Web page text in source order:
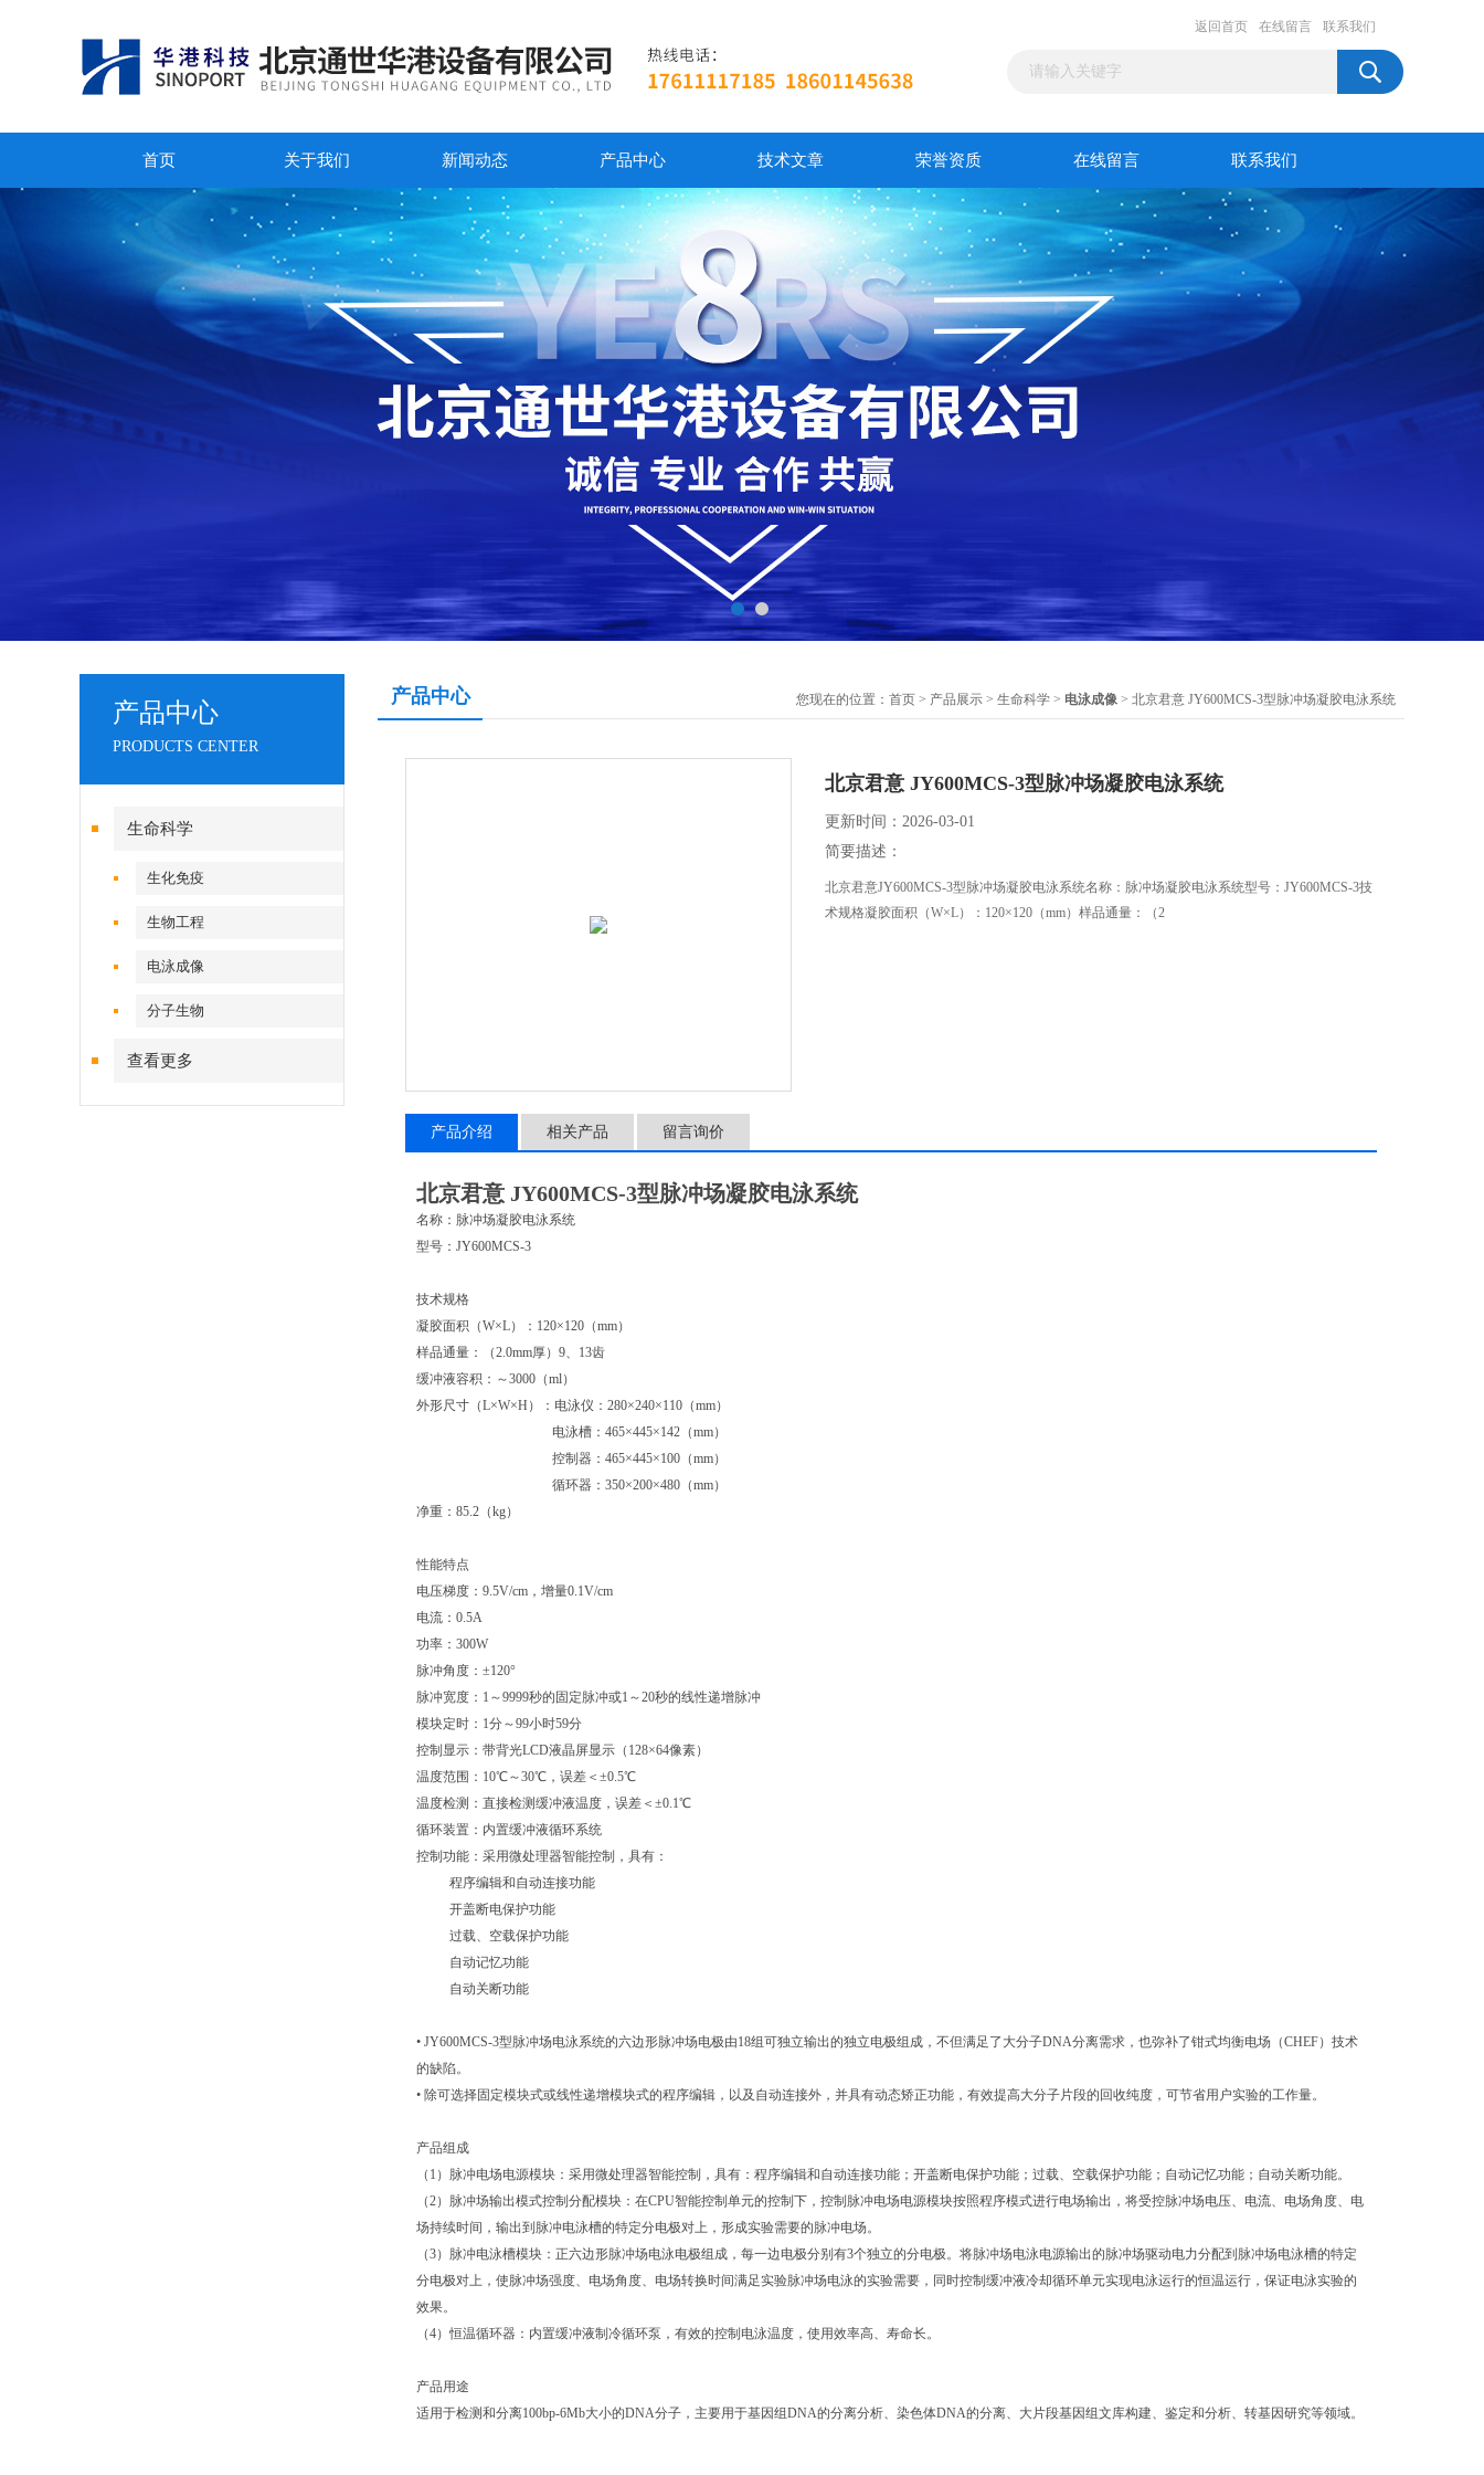
返回首页 在线留言 联系我们
首页 关于我们 新闻动态 产品中心 技术文章 荣誉资质 在线留言 联系我们
产品中心
PRODUCTS CENTER
生命科学
生化免疫
生物工程
电泳成像
分子生物
查看更多
产品中心 您现在的位置： 首页 > 产品展示 > 生命科学 > 电泳成像 > 北京君意 JY600MCS-3型脉冲场凝胶电泳系统
北京君意 JY600MCS-3型脉冲场凝胶电泳系统
更新时间：2026-03-01
简要描述：
北京君意JY600MCS-3型脉冲场凝胶电泳系统名称：脉冲场凝胶电泳系统型号：JY600MCS-3技
术规格凝胶面积（W×L）：120×120（mm）样品通量：（2
产品介绍 相关产品 留言询价
北京君意 JY600MCS-3型脉冲场凝胶电泳系统
名称：脉冲场凝胶电泳系统
型号：JY600MCS-3
技术规格
凝胶面积（W×L）：120×120（mm）
样品通量：（2.0mm厚）9、13齿
缓冲液容积：～3000（ml）
外形尺寸（L×W×H）：电泳仪：280×240×110（mm）
电泳槽：465×445×142（mm）
控制器：465×445×100（mm）
循环器：350×200×480（mm）
净重：85.2（kg）
性能特点
电压梯度：9.5V/cm，增量0.1V/cm
电流：0.5A
功率：300W
脉冲角度：±120°
脉冲宽度：1～9999秒的固定脉冲或1～20秒的线性递增脉冲
模块定时：1分～99小时59分
控制显示：带背光LCD液晶屏显示（128×64像素）
温度范围：10℃～30℃，误差＜±0.5℃
温度检测：直接检测缓冲液温度，误差＜±0.1℃
循环装置：内置缓冲液循环系统
控制功能：采用微处理器智能控制，具有：
程序编辑和自动连接功能
开盖断电保护功能
过载、空载保护功能
自动记忆功能
自动关断功能
• JY600MCS-3型脉冲场电泳系统的六边形脉冲场电极由18组可独立输出的独立电极组成，不但满足了大分子DNA分离需求，也弥补了钳式均衡电场（CHEF）技术
的缺陷。
• 除可选择固定模块式或线性递增模块式的程序编辑，以及自动连接外，并具有动态矫正功能，有效提高大分子片段的回收纯度，可节省用户实验的工作量。
产品组成
（1）脉冲电场电源模块：采用微处理器智能控制，具有：程序编辑和自动连接功能；开盖断电保护功能；过载、空载保护功能；自动记忆功能；自动关断功能。
（2）脉冲场输出模式控制分配模块：在CPU智能控制单元的控制下，控制脉冲电场电源模块按照程序模式进行电场输出，将受控脉冲场电压、电流、电场角度、电
场持续时间，输出到脉冲电泳槽的特定分电极对上，形成实验需要的脉冲电场。
（3）脉冲电泳槽模块：正六边形脉冲场电泳电极组成，每一边电极分别有3个独立的分电极。将脉冲场电泳电源输出的脉冲场驱动电力分配到脉冲场电泳槽的特定
分电极对上，使脉冲场强度、电场角度、电场转换时间满足实验脉冲场电泳的实验需要，同时控制缓冲液冷却循环单元实现电泳运行的恒温运行，保证电泳实验的
效果。
（4）恒温循环器：内置缓冲液制冷循环泵，有效的控制电泳温度，使用效率高、寿命长。
产品用途
适用于检测和分离100bp-6Mb大小的DNA分子，主要用于基因组DNA的分离分析、染色体DNA的分离、大片段基因组文库构建、鉴定和分析、转基因研究等领域。